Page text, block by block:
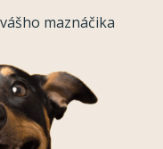
maznáčika